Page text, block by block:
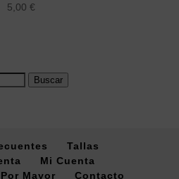
5,00 €
Buscar
Tallas
Mi Cuenta
Mayor Contacto